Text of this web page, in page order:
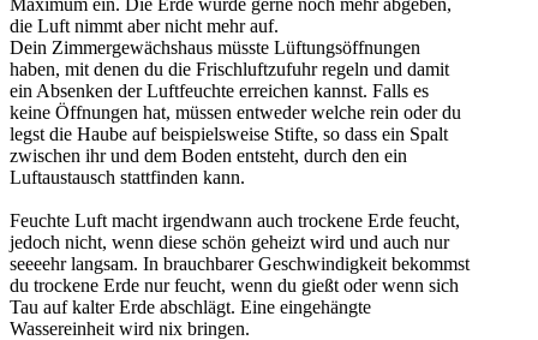
Maximum ein. Die Erde würde gerne noch mehr abgeben,
die Luft nimmt aber nicht mehr auf.
Dein Zimmergewächshaus müsste Lüftungsöffnungen
haben, mit denen du die Frischluftzufuhr regeln und damit
ein Absenken der Luftfeuchte erreichen kannst. Falls es
keine Öffnungen hat, müssen entweder welche rein oder du
legst die Haube auf beispielsweise Stifte, so dass ein Spalt
zwischen ihr und dem Boden entsteht, durch den ein
Luftaustausch stattfinden kann.
Feuchte Luft macht irgendwann auch trockene Erde feucht,
jedoch nicht, wenn diese schön geheizt wird und auch nur
seeeehr langsam. In brauchbarer Geschwindigkeit bekommst
du trockene Erde nur feucht, wenn du gießt oder wenn sich
Tau auf kalter Erde abschlägt. Eine eingehängte
Wassereinheit wird nix bringen.